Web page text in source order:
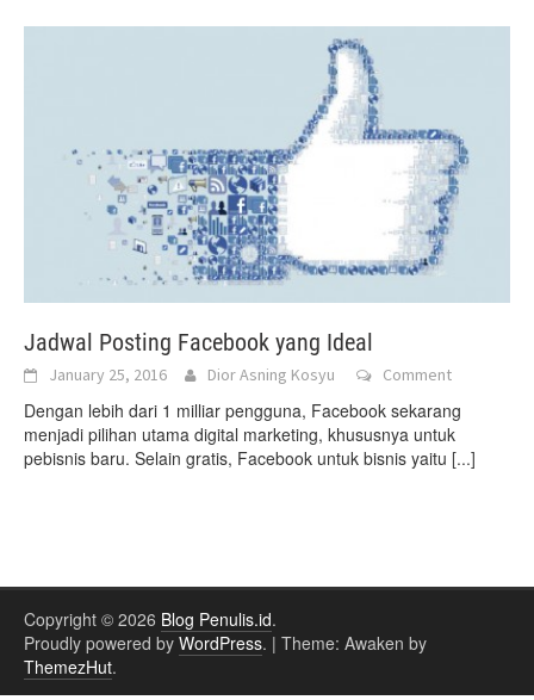
Jadwal Posting Facebook yang Ideal
January 25, 2016 Dior Asning Kosyu Comment
Dengan lebih dari 1 milliar pengguna, Facebook sekarang
menjadi pilihan utama digital marketing, khususnya untuk
pebisnis baru. Selain gratis, Facebook untuk bisnis yaitu [...]
Copyright © 2026 Blog Penulis.id.
Proudly powered by WordPress. | Theme: Awaken by
ThemezHut.